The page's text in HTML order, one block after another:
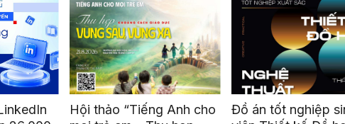
Hội thảo “Tiếng Anh cho
Đồ án tốt nghiệp